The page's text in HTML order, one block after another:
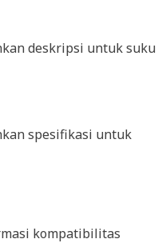
deskripsi untuk suku
spesifikasi untuk
kompatibilitas